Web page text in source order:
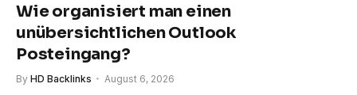
Wie organisiert man einen
unübersichtlichen Outlook
Posteingang?
By HD Backlinks August 6, 2026